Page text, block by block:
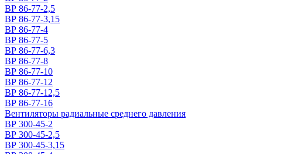
ВР 86-77-2,5
ВР 86-77-3,15
ВР 86-77-4
ВР 86-77-5
ВР 86-77-6,3
ВР 86-77-8
ВР 86-77-10
ВР 86-77-12
ВР 86-77-12,5
ВР 86-77-16
Вентиляторы радиальные среднего давления
ВР 300-45-2
ВР 300-45-2,5
ВР 300-45-3,15